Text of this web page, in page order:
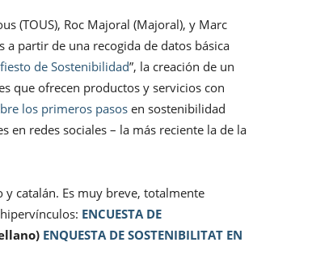
(TOUS), Roc Majoral (Majoral), y Marc
a partir de una recogida de datos básica
de Sostenibilidad”, la creación de un
que ofrecen productos y servicios con
los primeros pasosen sostenibilidad
en redes sociales – la más reciente la de la
y catalán. Es muy breve, totalmente
ENCUESTA DE
ENQUESTA DE SOSTENIBILITAT EN